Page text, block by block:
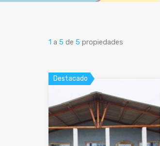
1 a 5 de 5 propiedades
Destacado